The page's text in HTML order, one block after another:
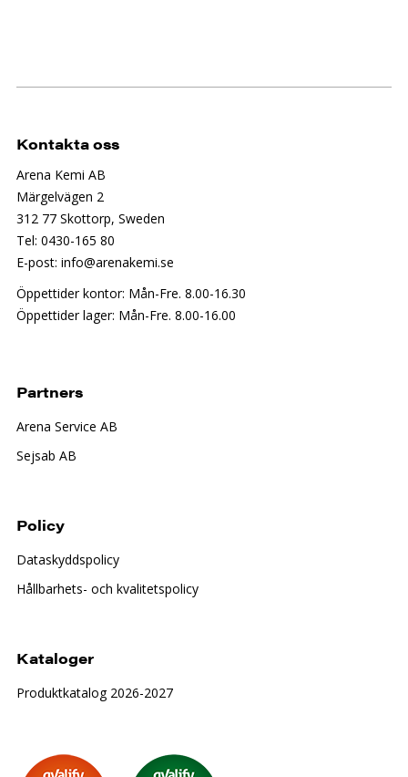
Kontakta oss
Arena Kemi AB
Märgelvägen 2
312 77 Skottorp, Sweden
Tel: 0430-165 80
E-post: info@arenakemi.se
Öppettider kontor: Mån-Fre. 8.00-16.30
Öppettider lager: Mån-Fre. 8.00-16.00
Partners
Arena Service AB
Sejsab AB
Policy
Dataskyddspolicy
Hållbarhets- och kvalitetspolicy
Kataloger
Produktkatalog 2026-2027